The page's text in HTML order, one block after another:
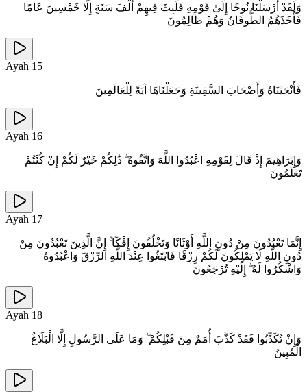
وَلَقَدْ أَرْسَلْنَا نُوحًا إِلَىٰ قَوْمِهِ فَلَبِثَ فِيهِمْ أَلْفَ سَنَةٍ إِلَّا خَمْسِينَ عَامًا
فَأَخَذَهُمُ الطُّوفَانُ وَهُمْ ظَالِمُونَ
Ayah 15
فَأَنْجَيْنَاهُ وَأَصْحَابَ السَّفِينَةِ وَجَعَلْنَاهَا آيَةً لِلْعَالَمِينَ
Ayah 16
وَإِبْرَاهِيمَ إِذْ قَالَ لِقَوْمِهِ اعْبُدُوا اللَّهَ وَاتَّقُوهُ ۖ ذَٰلِكُمْ خَيْرٌ لَكُمْ إِنْ كُنْتُمْ
تَعْلَمُونَ
Ayah 17
إِنَّمَا تَعْبُدُونَ مِنْ دُونِ اللَّهِ أَوْثَانًا وَتَخْلُقُونَ إِفْكًا ۚ إِنَّ الَّذِينَ تَعْبُدُونَ مِنْ
دُونِ اللَّهِ لَا يَمْلِكُونَ لَكُمْ رِزْقًا فَابْتَغُوا عِنْدَ اللَّهِ الرِّزْقَ وَاعْبُدُوهُ
وَاشْكُرُوا لَهُ ۖ إِلَيْهِ تُرْجَعُونَ
Ayah 18
وَإِنْ تُكَذِّبُوا فَقَدْ كَذَّبَ أُمَمٌ مِنْ قَبْلِكُمْ ۖ وَمَا عَلَى الرَّسُولِ إِلَّا الْبَلَاغُ
الْمُبِينُ